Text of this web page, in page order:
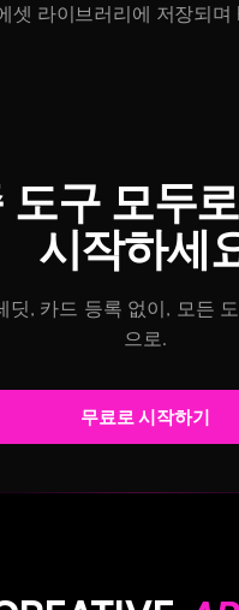
셋 라이브러리에 저장되며
도구 모두
시작하세
딧, 카드 등록 없이, 모든
으로.
무료로 시작하기